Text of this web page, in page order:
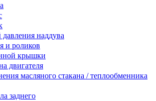
давления наддува
и роликов
крышки
двигателя
масляного стакана / теплообменника
заднего